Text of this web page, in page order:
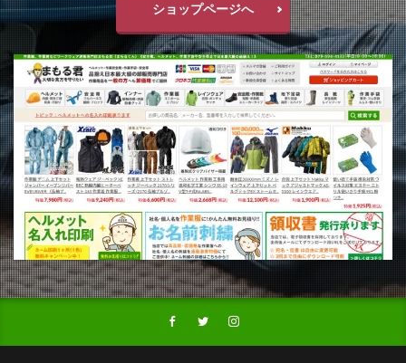
ショップページへ